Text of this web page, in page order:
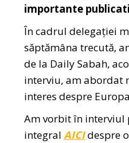
importante
În cadrul delegației
săptămâna trecută,
de la Daily Sabah,
interviu, am abordat
interes despre
Am vorbit în interviul
integralAICIdespre